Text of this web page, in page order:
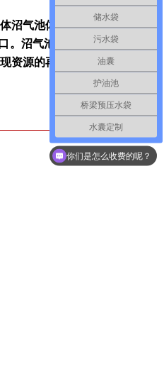
沼气池体是软体可折叠沼
沼气池压力较低，对防
资源的再生利用，变废为
储水袋
污水袋
油囊
护油池
桥梁预压水袋
水囊定制
你们是怎么收费的呢？
现在有优惠活动么？